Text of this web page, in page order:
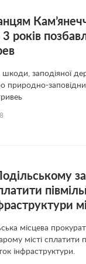
3 років
шкоди, заподіяної
природно-
місцева
місті сплатити
інфраструктури.